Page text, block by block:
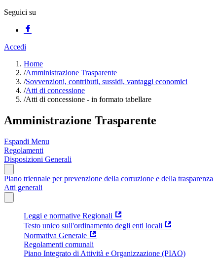
Seguici su
Accedi
Home
/Amministrazione Trasparente
/Sovvenzioni, contributi, sussidi, vantaggi economici
/Atti di concessione
/Atti di concessione - in formato tabellare
Amministrazione Trasparente
Espandi Menu
Regolamenti
Disposizioni Generali
Piano triennale per prevenzione della corruzione e della trasparenza
Atti generali
Leggi e normative Regionali
Testo unico sull'ordinamento degli enti locali
Normativa Generale
Regolamenti comunali
Piano Integrato di Attività e Organizzazione (PIAO)